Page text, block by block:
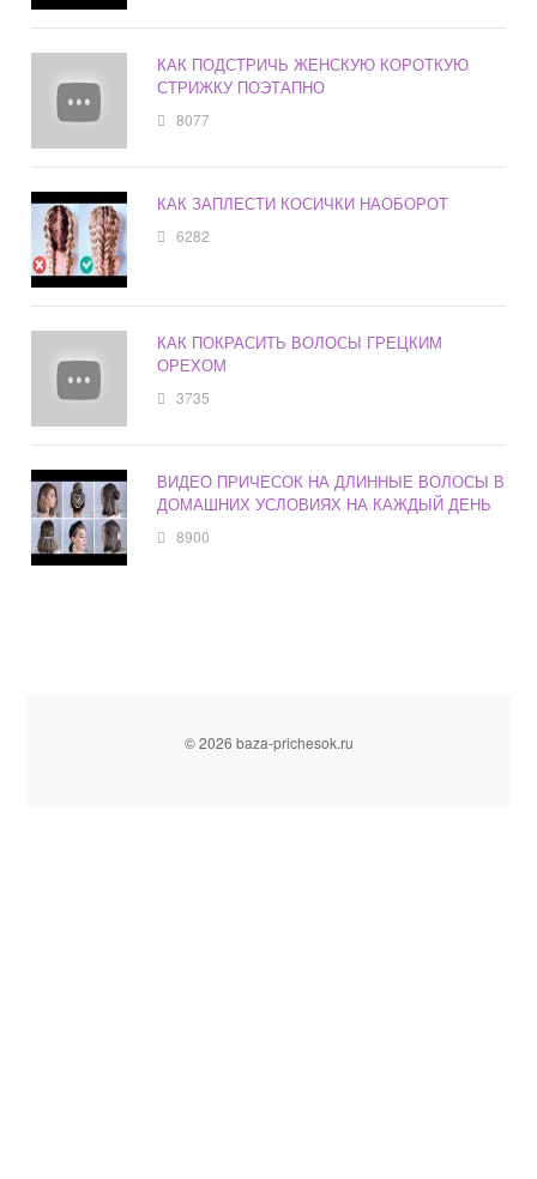
КАК ПОДСТРИЧЬ ЖЕНСКУЮ КОРОТКУЮ
СТРИЖКУ ПОЭТАПНО
8077
КАК ЗАПЛЕСТИ КОСИЧКИ НАОБОРОТ
6282
КАК ПОКРАСИТЬ ВОЛОСЫ ГРЕЦКИМ
ОРЕХОМ
3735
ВИДЕО ПРИЧЕСОК НА ДЛИННЫЕ ВОЛОСЫ В
ДОМАШНИХ УСЛОВИЯХ НА КАЖДЫЙ ДЕНЬ
8900
© 2026 baza-prichesok.ru